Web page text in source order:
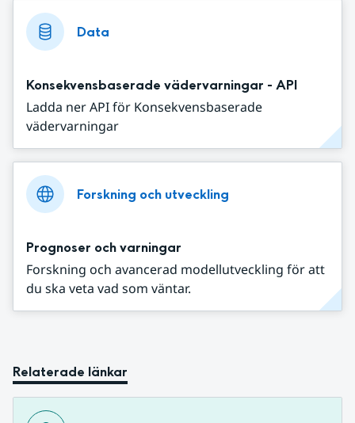
Data
Konsekvensbaserade vädervarningar - API
Ladda ner API för Konsekvensbaserade
vädervarningar
Forskning och utveckling
Prognoser och varningar
Forskning och avancerad modellutveckling för att
du ska veta vad som väntar.
Relaterade länkar